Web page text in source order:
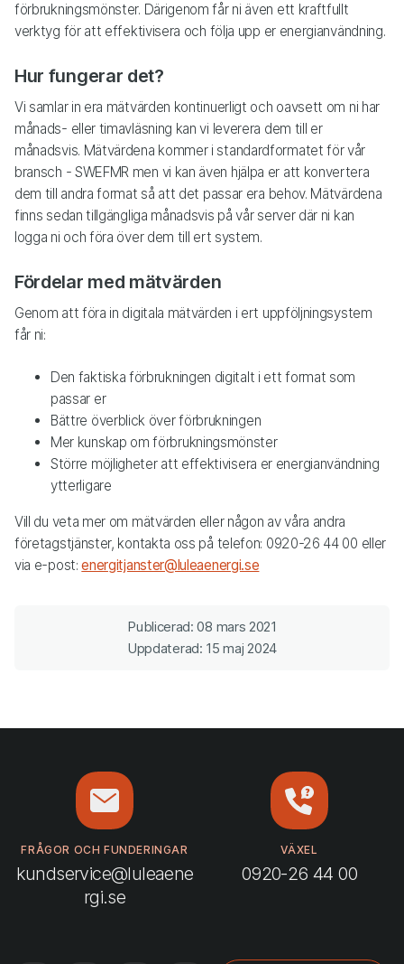
förbrukningsmönster. Därigenom får ni även ett kraftfullt
verktyg för att effektivisera och följa upp er energianvändning.
Hur fungerar det?
Vi samlar in era mätvärden kontinuerligt och oavsett om ni har
månads- eller timavläsning kan vi leverera dem till er
månadsvis. Mätvärdena kommer i standardformatet för vår
bransch - SWEFMR men vi kan även hjälpa er att konvertera
dem till andra format så att det passar era behov. Mätvärdena
finns sedan tillgängliga månadsvis på vår server där ni kan
logga ni och föra över dem till ert system.
Fördelar med mätvärden
Genom att föra in digitala mätvärden i ert uppföljningsystem
får ni:
Den faktiska förbrukningen digitalt i ett format som
passar er
Bättre överblick över förbrukningen
Mer kunskap om förbrukningsmönster
Större möjligheter att effektivisera er energianvändning
ytterligare
Vill du veta mer om mätvärden eller någon av våra andra
företagstjänster, kontakta oss på telefon: 0920-26 44 00 eller
via e-post:energitjanster@luleaenergi.se
Publicerad: 08 mars 2021
Uppdaterad: 15 maj 2024
FRÅGOR OCH FUNDERINGAR
kundservice@luleaene
rgi.se
VÄXEL
0920-26 44 00